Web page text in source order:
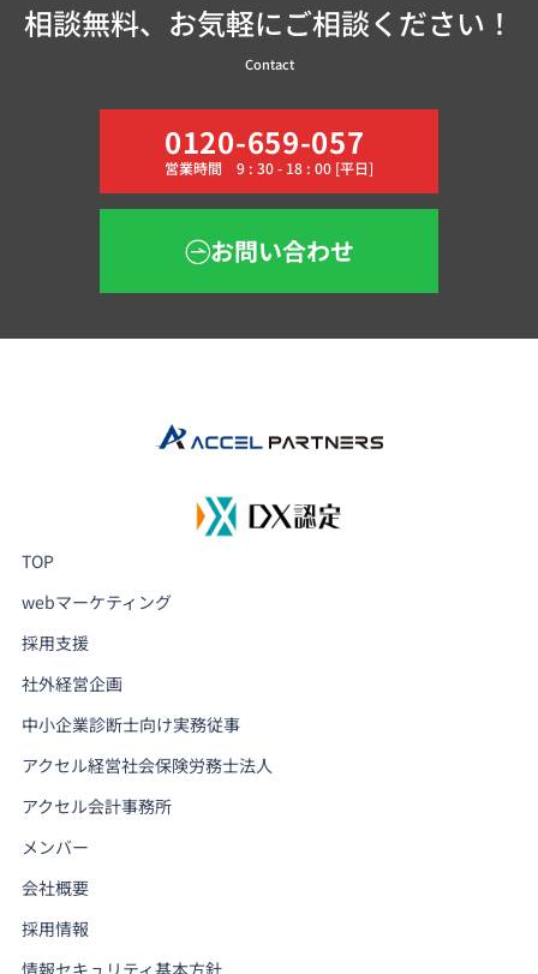
相談無料、お気軽にご相談ください！
Contact
0120-659-057
営業時間 9 : 30 - 18 : 00 [平日]
お問い合わせ
TOP
webマーケティング
採用支援
社外経営企画
中小企業診断士向け実務従事
アクセル経営社会保険労務士法人
アクセル会計事務所
メンバー
会社概要
採用情報